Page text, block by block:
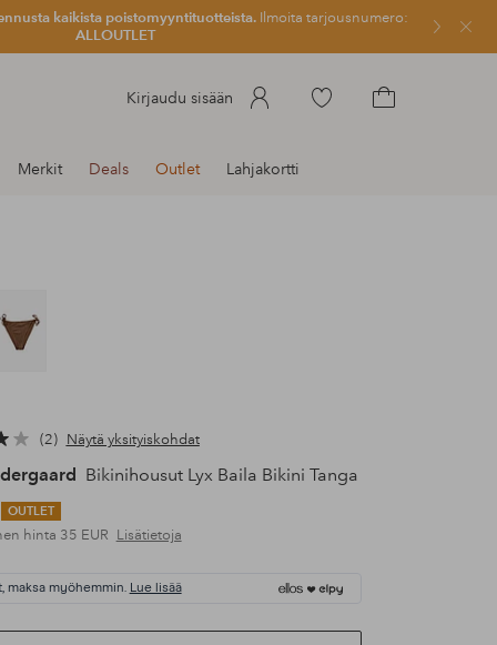
kaikista poistomyyntituotteista.Ilmoita tarjousnumero:
ALLOUTLET
Sulje
Kirjaudu sisään
Siirry
Merkit Deals Outlet Lahjakortti
2 Näytä yksityiskohdat
Bikinihousut Lyx Baila Bikini Tanga
OUTLET
hinta 35 EUR Lisätietoja
maksa myöhemmin. Lue lisää